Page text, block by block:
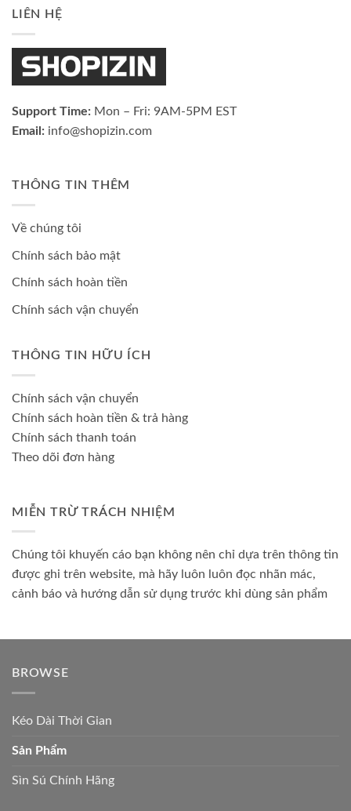
LIÊN HỆ
Support Time: Mon – Fri: 9AM-5PM EST
Email: info@shopizin.com
THÔNG TIN THÊM
Về chúng tôi
Chính sách bảo mật
Chính sách hoàn tiền
Chính sách vận chuyển
THÔNG TIN HỮU ÍCH
Chính sách vận chuyển
Chính sách hoàn tiền & trả hàng
Chính sách thanh toán
Theo dõi đơn hàng
MIỄN TRỪ TRÁCH NHIỆM
Chúng tôi khuyến cáo bạn không nên chỉ dựa trên thông tin
được ghi trên website, mà hãy luôn luôn đọc nhãn mác,
cảnh báo và hướng dẫn sử dụng trước khi dùng sản phẩm
BROWSE
Kéo Dài Thời Gian
Sản Phẩm
Sìn Sú Chính Hãng